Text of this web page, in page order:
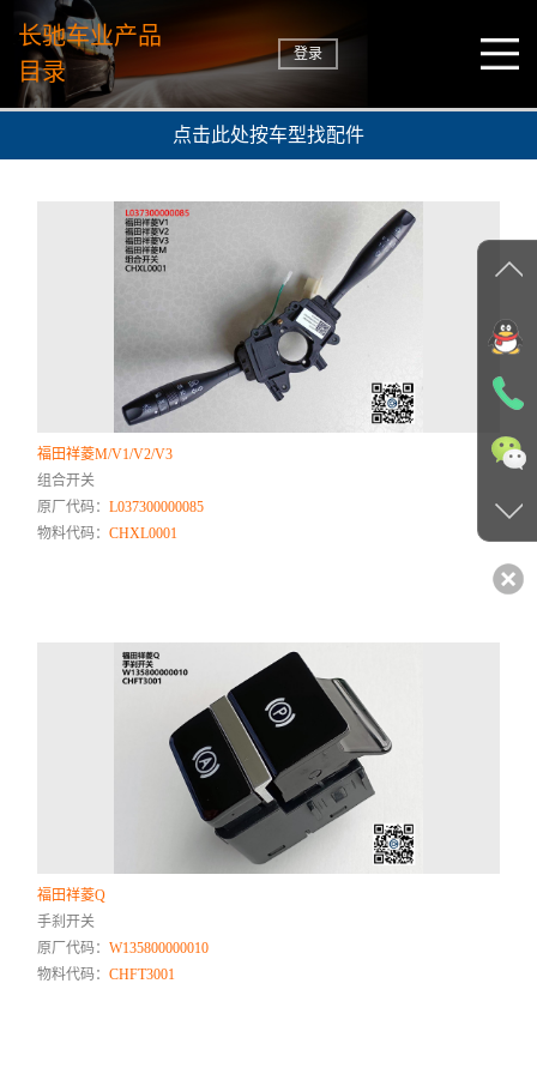
长驰车业产品
目录
登录
点击此处按车型找配件
福田祥菱M/V1/V2/V3
组合开关
原厂代码：L037300000085
物料代码：CHXL0001
福田祥菱Q
手刹开关
原厂代码：W135800000010
物料代码：CHFT3001